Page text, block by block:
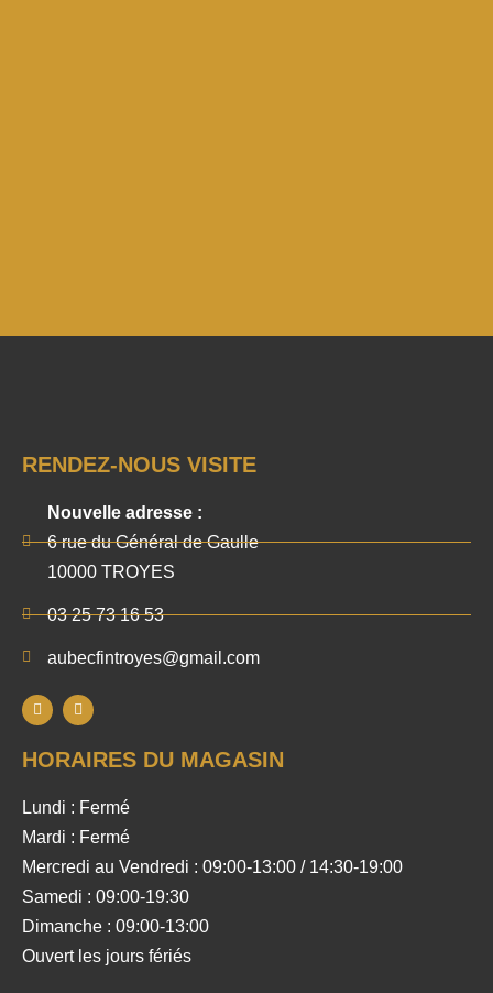
RENDEZ-NOUS VISITE
Nouvelle adresse :
6 rue du Général de Gaulle
10000 TROYES
03 25 73 16 53
aubecfintroyes@gmail.com
HORAIRES DU MAGASIN
Lundi : Fermé
Mardi : Fermé
Mercredi au Vendredi : 09:00-13:00 / 14:30-19:00
Samedi : 09:00-19:30
Dimanche : 09:00-13:00
Ouvert les jours fériés